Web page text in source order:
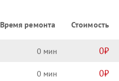
Время ремонта Стоимость
0 0
0 0